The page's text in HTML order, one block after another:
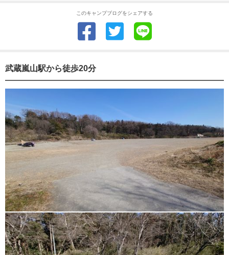
このキャンプブログをシェアする
武蔵嵐山駅から徒歩20分